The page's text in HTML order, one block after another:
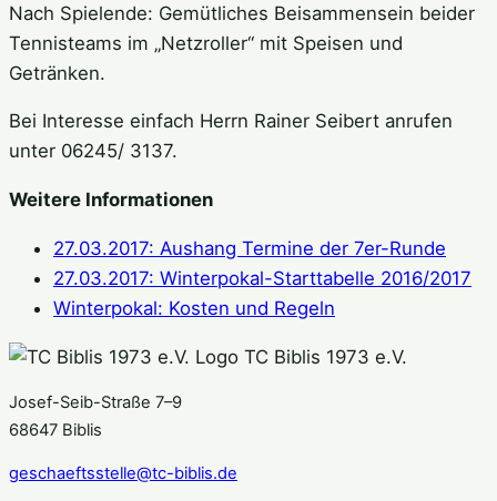
Nach Spielende: Gemütliches Beisammensein beider
Tennisteams im „Netzroller“ mit Speisen und
Getränken.
Bei Interesse einfach Herrn Rainer Seibert anrufen
unter 06245/ 3137.
Weitere Informationen
27.03.2017: Aushang Termine der 7er-Runde
27.03.2017: Winterpokal-Starttabelle 2016/2017
Winterpokal: Kosten und Regeln
TC Biblis 1973 e.V.
Josef-Seib-Straße 7–9
68647 Biblis
geschaeftsstelle@tc-biblis.de